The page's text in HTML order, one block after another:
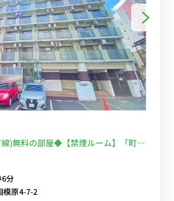
)無料の部屋◆【禁煙ルーム】「町田
分
模原4-7-2